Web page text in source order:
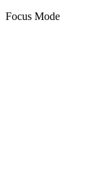
Focus Mode